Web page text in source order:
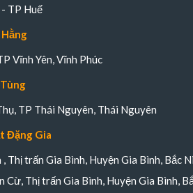
TP Huế
Vĩnh Yên, Vĩnh Phúc
TP Thái Nguyên, Thái Nguyên
Đặng Gia
Thị trấn Gia Bình, Huyện Gia Bình, Bắc
Cừ, Thị trấn Gia Bình, Huyện Gia Bình,